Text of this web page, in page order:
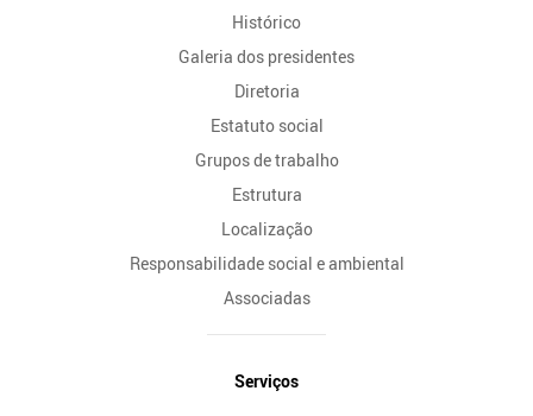
Histórico
Galeria dos presidentes
Diretoria
Estatuto social
Grupos de trabalho
Estrutura
Localização
Responsabilidade social e ambiental
Associadas
Serviços